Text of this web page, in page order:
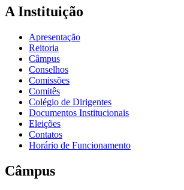
A Instituição
Apresentação
Reitoria
Câmpus
Conselhos
Comissões
Comitês
Colégio de Dirigentes
Documentos Institucionais
Eleições
Contatos
Horário de Funcionamento
Câmpus